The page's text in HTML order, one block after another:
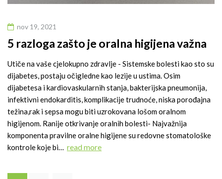
nov 19, 2021
5 razloga zašto je oralna higijena važna
Utiče na vaše cjelokupno zdravlje - Sistemske bolesti kao sto su
dijabetes, postaju očigledne kao lezije u ustima. Osim
dijabetesa i kardiovaskularnih stanja, bakterijska pneumonija,
infektivni endokarditis, komplikacije trudnoće, niska porođajna
težina,rak i sepsa mogu biti uzrokovana lošom oralnom
higijenom. Ranije otkrivanje oralnih bolesti- Najvažnija
komponenta pravilne oralne higijene su redovne stomatološke
kontrole koje bi… read more